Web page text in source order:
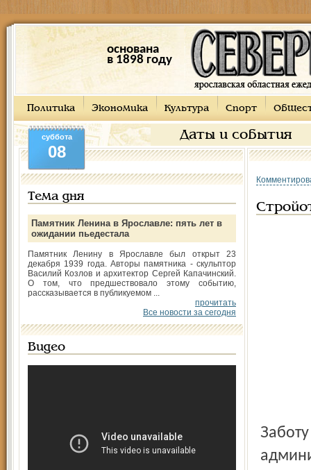
основана
в 1898 году
Политика Экономика Культура Спорт
Даты и события
суббота
08
Тема дня
Памятник Ленина в Ярославле: пять лет в
ожидании пьедестала
Памятник Ленину в Ярославле был открыт 23
декабря 1939 года. Авторы памятника - скульптор
Василий Козлов и архитектор Сергей Капачинский.
О том, что предшествовало этому событию,
рассказывается в публикуемом ...
прочитать
Все новости за сегодня
Видео
Заботу о быте ребят взяла на себя районная